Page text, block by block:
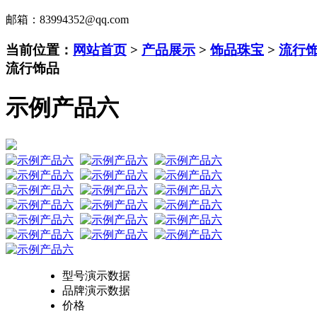
邮箱：83994352@qq.com
当前位置： 网站首页 > 产品展示 >饰品珠宝 > 流行
流行饰品
示例产品六
型号演示数据
品牌演示数据
价格